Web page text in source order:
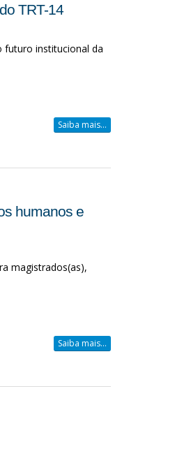
TRT-14
futuro institucional da
Saiba mais...
humanos e
magistrados(as),
Saiba mais...